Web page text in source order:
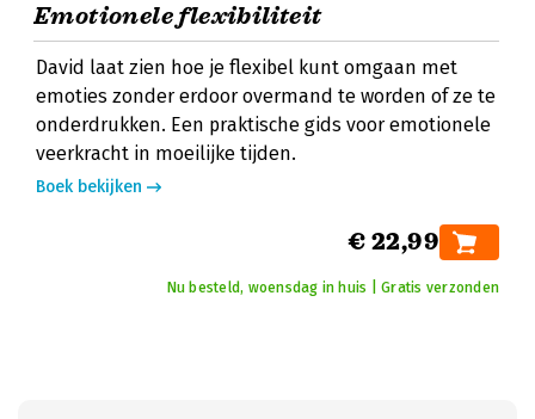
Emotionele flexibiliteit
David laat zien hoe je flexibel kunt omgaan met
emoties zonder erdoor overmand te worden of ze te
onderdrukken. Een praktische gids voor emotionele
veerkracht in moeilijke tijden.
Boek bekijken
€ 22,99
Nu besteld, woensdag in huis | Gratis verzonden